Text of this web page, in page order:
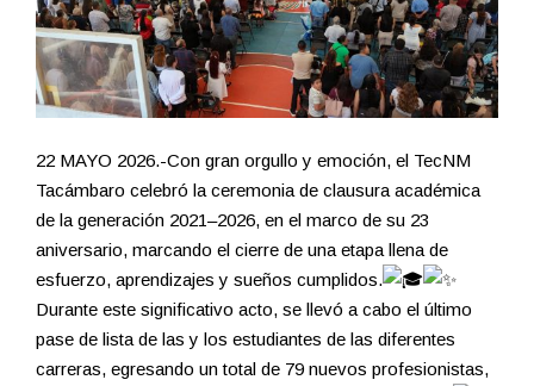
22 MAYO 2026.-Con gran orgullo y emoción, el TecNM
Tacámbaro celebró la ceremonia de clausura académica
de la generación 2021–2026, en el marco de su 23
aniversario, marcando el cierre de una etapa llena de
esfuerzo, aprendizajes y sueños cumplidos.
Durante este significativo acto, se llevó a cabo el último
pase de lista de las y los estudiantes de las diferentes
carreras, egresando un total de 79 nuevos profesionistas,